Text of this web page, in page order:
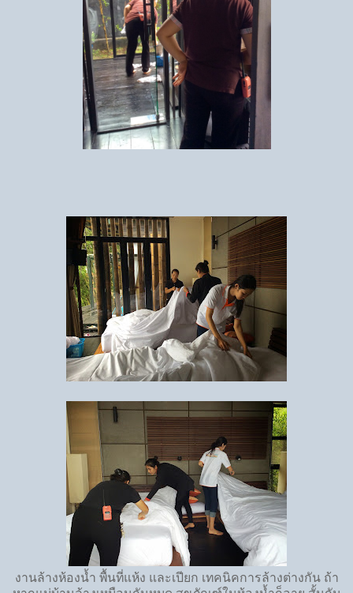
งานล้างห้องน้ำ พื้นที่แห้ง และเปียก เทคนิคการล้างต่างกัน ถ้า